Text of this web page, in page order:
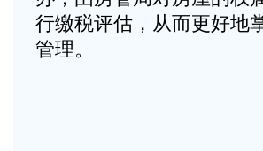
行缴税评估，从而更好地
管理。